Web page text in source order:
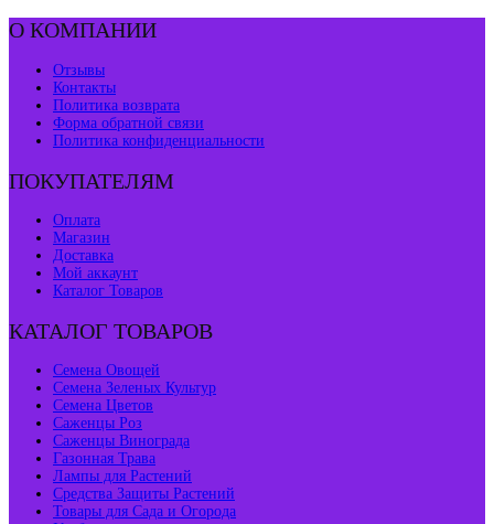
О КОМПАНИИ
Отзывы
Контакты
Политика возврата
Форма обратной связи
Политика конфиденциальности
ПОКУПАТЕЛЯМ
Оплата
Магазин
Доставка
Мой аккаунт
Каталог Товаров
КАТАЛОГ ТОВАРОВ
Семена Овощей
Семена Зеленых Культур
Семена Цветов
Саженцы Роз
Саженцы Винограда
Газонная Трава
Лампы для Растений
Средства Защиты Растений
Товары для Сада и Огорода